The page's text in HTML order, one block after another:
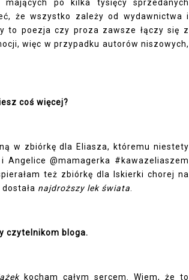
po kilka tysięcy sprzedanych
że wszystko zależy od wydawnictwa i
to poezja czy proza zawsze łączy się z
więc w przypadku autorów niszowych,
coś więcej?
w zbiórkę dla Eliasza, któremu niestety
i Angelice@mamagerka
#kawazeliaszem
też zbiórkę dla Iskierki chorej na
najdroższy lek świata
czytelnikom bloga.
kocham całym sercem. Wiem, że to